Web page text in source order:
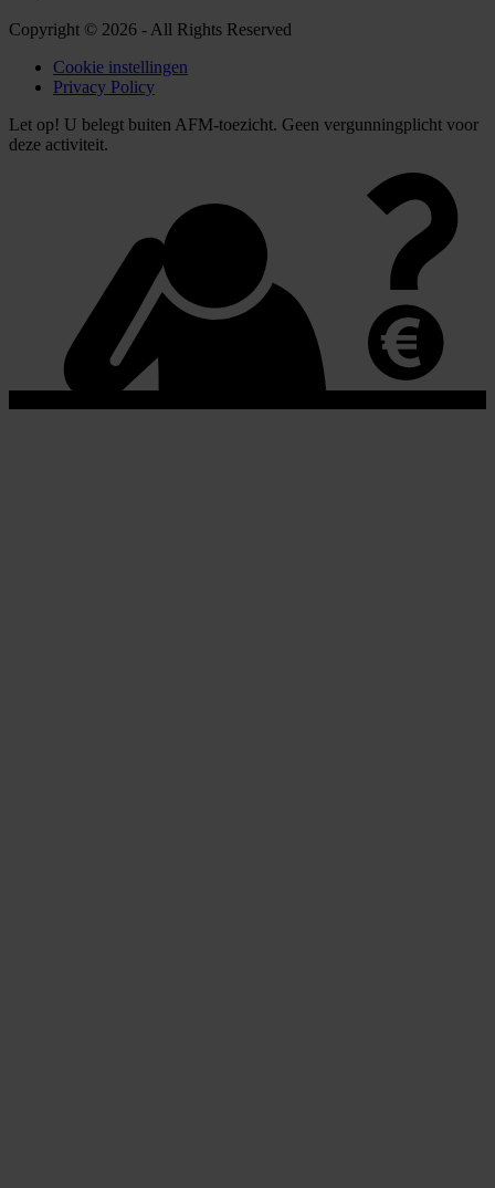
Copyright © 2026 - All Rights Reserved
Cookie instellingen
Privacy Policy
Let op! U belegt buiten AFM-toezicht. Geen vergunningplicht voor
deze activiteit.